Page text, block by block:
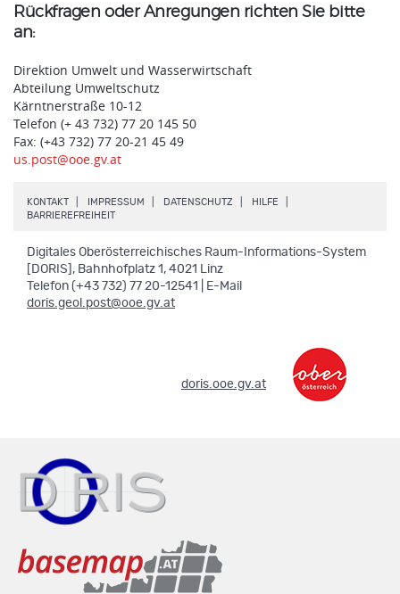
Rückfragen oder Anregungen richten Sie bitte
an:
Direktion Umwelt und Wasserwirtschaft
Abteilung Umweltschutz
Kärntnerstraße 10-12
Telefon (+ 43 732) 77 20 145 50
Fax: (+43 732) 77 20-21 45 49
us.post@ooe.gv.at
KONTAKT IMPRESSUM DATENSCHUTZ HILFE
BARRIEREFREIHEIT.
Digitales Oberösterreichisches Raum-Informations-System
[DORIS], Bahnhofplatz 1, 4021 Linz
Telefon (+43 732) 77 20-12541 | E-Mail
doris.geol.post@ooe.gv.at
doris.ooe.gv.at.